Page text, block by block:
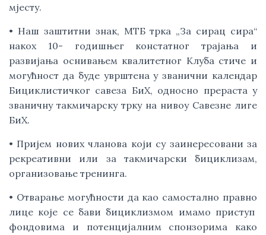
мјесту.
• Наш заштитни знак, МТБ трка „За сирац сира“
накох 10- годишњег констатног трајања и
развијања оснивањем квалитетног Kлуба стиче и
могућност да буде уврштена у званични календар
Бициклистичког савеза БиХ, односно прераста у
званичну такмичарску трку на нивоу Савезне лиге
БиХ.
• Пријем нових чланова који су заинересовани за
рекреативни или за такмичарски бициклизам,
организовање тренинга.
• Отварање могућности да као самостално правно
лице које се бави бициклизмом имамо приступ
фондовима и потенцијалним спонзорима како